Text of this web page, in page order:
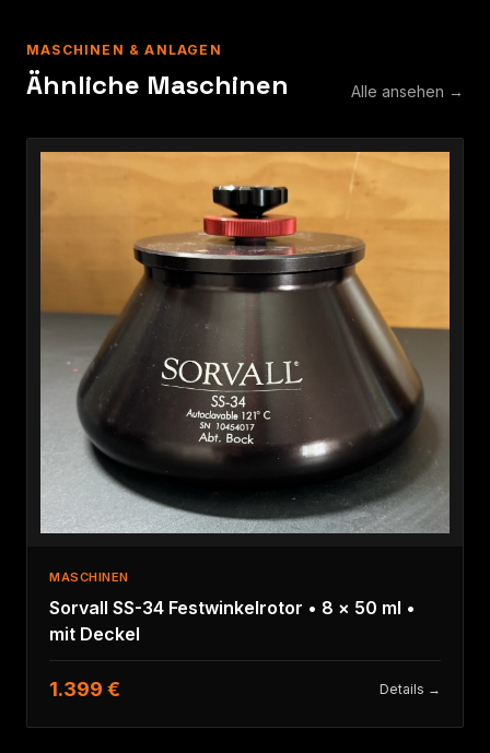
MASCHINEN & ANLAGEN
Ähnliche Maschinen Alle ansehen →
MASCHINEN
Sorvall SS-34 Festwinkelrotor • 8 × 50 ml •
mit Deckel
1.399 € Details →